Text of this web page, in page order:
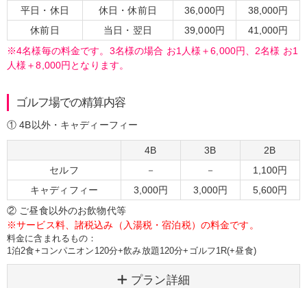
平日・休日
休日・休前日 36,000円
38,000円
休前日
当日・翌日 39,000円
41,000円
※4名様毎の料金です。3名様の場合 お1人様＋6,000円、2名様 お1
人様＋8,000円となります。
ゴルフ場での精算内容
① 4B以外・キャディーフィー
4B 3B
2B
セルフ
－ －
1,100円
キャディフィー
3,000円 3,000円
5,600円
② ご昼食以外のお飲物代等
※サービス料、諸税込み（入湯税・宿泊税）の料金です。
料金に含まれるもの：
1泊2食+コンパニオン120分+飲み放題120分+ゴルフ1R(+昼食)
プラン詳細